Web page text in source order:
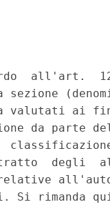
all'art.
sezione
valutati ai
da parte
degli
Si rimanda